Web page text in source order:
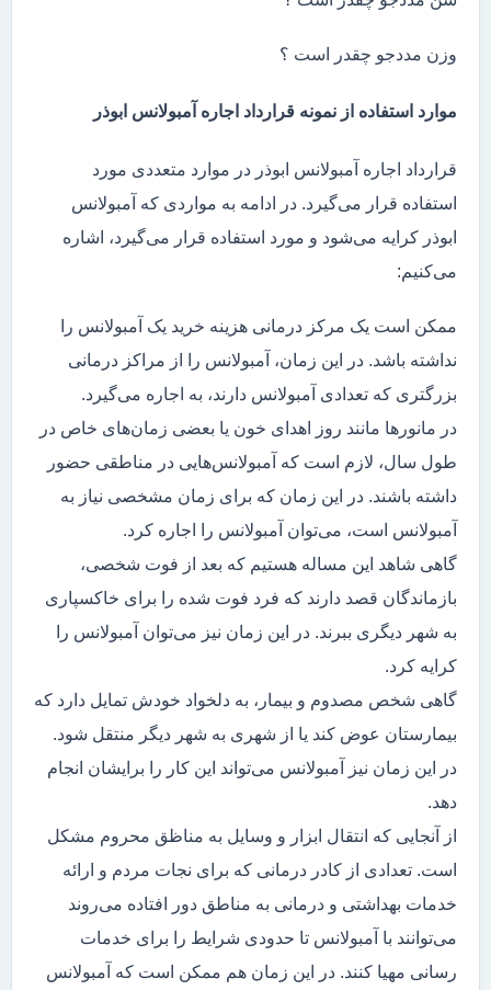
وزن مددجو چقدر است ؟
موارد استفاده از نمونه قرارداد اجاره آمبولانس ابوذر
قرارداد اجاره آمبولانس ابوذر در موارد متعددی مورد
استفاده قرار می‌گیرد. در ادامه به مواردی که آمبولانس
ابوذر کرایه می‌شود و مورد استفاده قرار می‌گیرد، اشاره
می‌کنیم:
ممکن است یک مرکز درمانی هزینه خرید یک آمبولانس را
نداشته باشد. در این زمان، آمبولانس را از مراکز درمانی
بزرگتری که تعدادی آمبولانس دارند، به اجاره می‌گیرد.
در مانور‌ها مانند روز اهدای خون یا بعضی زمان‌های خاص در
طول سال، لازم است که آمبولانس‌هایی در مناطقی حضور
داشته باشند. در این زمان که برای زمان مشخصی نیاز به
آمبولانس است، می‌توان آمبولانس را اجاره کرد.
گاهی شاهد این مساله هستیم که بعد از فوت شخصی،
بازماندگان قصد دارند که فرد فوت شده را برای خاکسپاری
به شهر دیگری ببرند. در این زمان نیز می‌توان آمبولانس را
کرایه کرد.
گاهی شخص مصدوم و بیمار، به دلخواد خودش تمایل دارد که
بیمارستان عوض کند یا از شهری به شهر دیگر منتقل شود.
در این زمان نیز آمبولانس می‌تواند این کار را برایشان انجام
دهد.
از آنجایی که انتقال ابزار و وسایل به مناظق محروم مشکل
است. تعدادی از کادر درمانی که برای نجات مردم و ارائه
خدمات بهداشتی و درمانی به مناطق دور افتاده می‌روند
می‌توانند با آمبولانس تا حدودی شرایط را برای خدمات
رسانی مهیا کنند. در این زمان هم ممکن است که آمبولانس